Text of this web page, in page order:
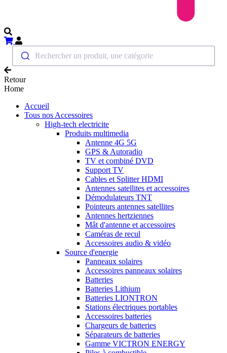
Rechercher un produit, une catégorie
Retour
Home
Accueil
Tous nos Accessoires
High-tech electricite
Produits multimedia
Antenne 4G 5G
GPS & Autoradio
TV et combiné DVD
Support TV
Cables et Splitter HDMI
Antennes satellites et accessoires
Démodulateurs TNT
Pointeurs antennes satellites
Antennes hertziennes
Mât d'antenne et accessoires
Caméras de recul
Accessoires audio & vidéo
Source d'energie
Panneaux solaires
Accessoires panneaux solaires
Batteries
Batteries Lithium
Batteries LIONTRON
Stations électriques portables
Accessoires batteries
Chargeurs de batteries
Séparateurs de batteries
Gamme VICTRON ENERGY